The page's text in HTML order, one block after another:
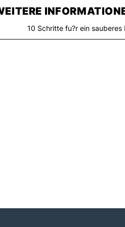
10 Schritte fu?r ein sauberes